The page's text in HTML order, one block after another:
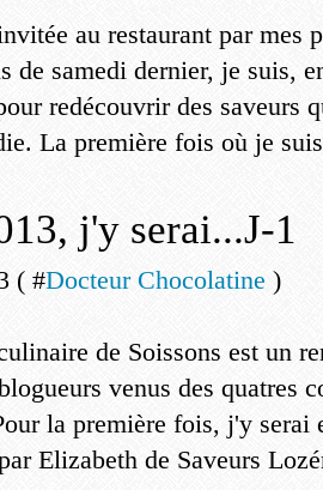
au restaurant par mes
de samedi dernier, je suis,
redécouvrir des saveurs
La première fois où je
j'y serai...J-1
( #Docteur Chocolatine )
de Soissons est un
venus des quatres
la première fois, j'y serai
Elizabeth de Saveurs